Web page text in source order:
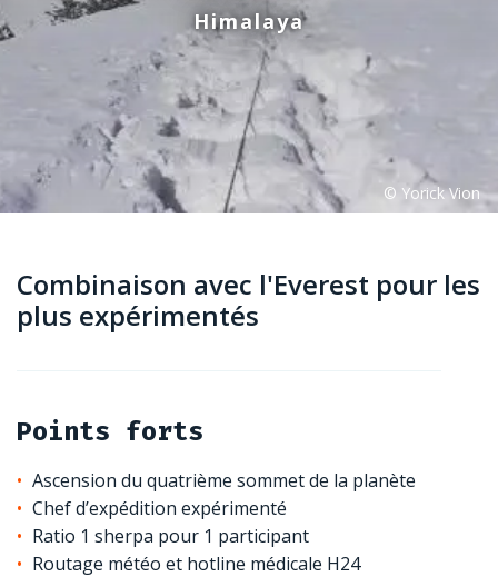
Himalaya
Combinaison avec l'Everest pour les
plus expérimentés
Points forts
Ascension du quatrième sommet de la planète
Chef d’expédition expérimenté
Ratio 1 sherpa pour 1 participant
Routage météo et hotline médicale H24